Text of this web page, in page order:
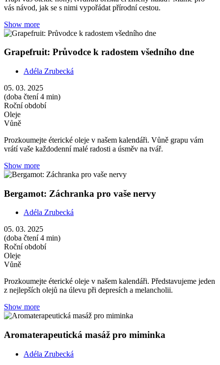
vás návod, jak se s nimi vypořádat přírodní cestou.
Show more
Grapefruit: Průvodce k radostem všedního dne
Adéla Zrubecká
05. 03. 2025
(doba čtení 4 min)
Roční období
Oleje
Vůně
Prozkoumejte éterické oleje v našem kalendáři. Vůně grapu vám
vrátí vaše každodenní malé radosti a úsměv na tvář.
Show more
Bergamot: Záchranka pro vaše nervy
Adéla Zrubecká
05. 03. 2025
(doba čtení 4 min)
Roční období
Oleje
Vůně
Prozkoumejte éterické oleje v našem kalendáři. Představujeme jeden
z nejlepších olejů na úlevu při depresích a melancholii.
Show more
Aromaterapeutická masáž pro miminka
Adéla Zrubecká